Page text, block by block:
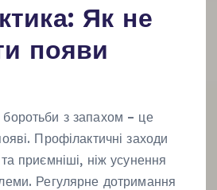
Як не
появи
з запахом – це
Профілактичні заходи
приємніші, ніж усунення
Регулярне дотримання